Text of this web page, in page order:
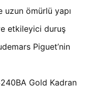
uzun ömürlü yapı
etkileyici duruş
Piguet’nin
Gold Kadran